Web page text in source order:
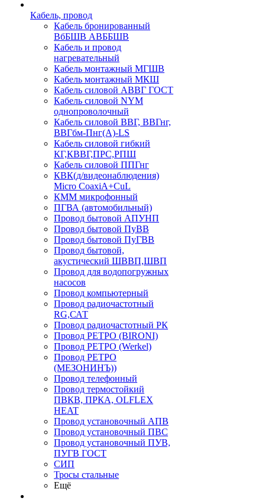
Кабель, провод
Кабель бронированный
ВбБШВ АВББШВ
Кабель и провод
нагревательный
Кабель монтажный МГШВ
Кабель монтажный МКШ
Кабель силовой АВВГ ГОСТ
Кабель силовой NYM
однопроволочный
Кабель силовой ВВГ, ВВГнг,
ВВГбм-Пнг(А)-LS
Кабель силовой гибкий
КГ,КВВГ,ПРС,РПШ
Кабель силовой ППГнг
КВК(д/видеонаблюдения)
Micro CoaxiA+CuL
КММ микрофонный
ПГВА (автомобильный)
Провод бытовой АПУНП
Провод бытовой ПуВВ
Провод бытовой ПуГВВ
Провод бытовой,
акустический ШВВП,ШВП
Провод для водопогружных
насосов
Провод компьютерный
Провод радиочастотный
RG,САТ
Провод радиочастотный РК
Провод РЕТРО (BIRONI)
Провод РЕТРО (Werkel)
Провод РЕТРО
(МЕЗОНИНЪ))
Провод телефонный
Провод термостойкий
ПВКВ, ПРКА, OLFLEX
HEAT
Провод установочный АПВ
Провод установочный ПВС
Провод установочный ПУВ,
ПУГВ ГОСТ
СИП
Тросы стальные
Ещё